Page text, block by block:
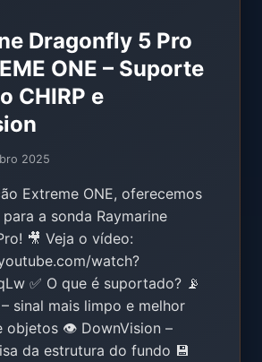
Dragonfly 5 Pro
ONE – Suporte
CHIRP e
2025
Extreme ONE, oferecemos
a sonda Raymarine
🎥 Veja o vídeo:
watch?
✅ O que é suportado? 📡
– sinal mais limpo e melhor
objetos 👁️ DownVision –
da estrutura do fundo 💾